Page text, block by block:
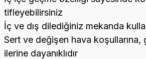
tifleyebilirsiniz
İç ve dış dilediğiniz mekanda
Sert ve değişen hava koşullarına,
ilerine dayanıklıdır